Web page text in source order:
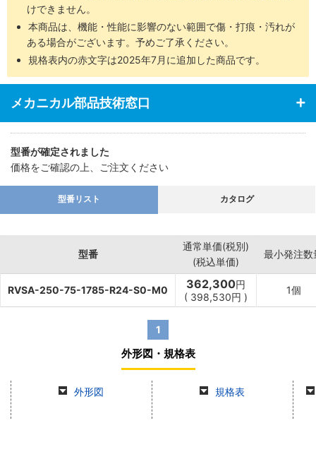
けできません。
本商品は、機能・性能に影響のない範囲で傷・打痕・汚れが
ある場合がございます。予めご了承ください。
規格表内の赤文字は2025年7月に追加した商品です。
メカニカル部品技術窓口
型番が確定されました
価格をご確認の上、ご注文ください
型番リスト カタログ
型番
通常単価(税別)
(税込単価)
最小発注数
RVSA-250-75-1785-R24-S0-M0 362,300円
( 398,530円 )
1個
1
外形図・規格表
外形図 規格表